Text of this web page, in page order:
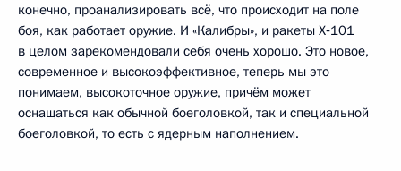
конечно, проанализировать всё, что происходит на поле
боя, как работает оружие. И «Калибры», и ракеты Х‑101
в целом зарекомендовали себя очень хорошо. Это новое,
современное и высокоэффективное, теперь мы это
понимаем, высокоточное оружие, причём может
оснащаться как обычной боеголовкой, так и специальной
боеголовкой, то есть с ядерным наполнением.